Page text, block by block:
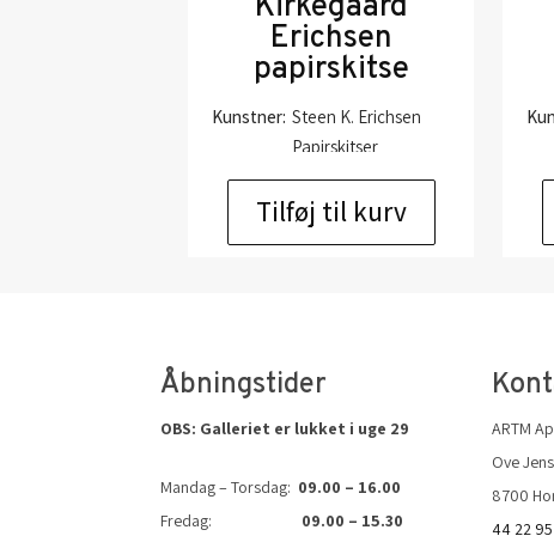
Erichsen
papirskitse
Kunstner: Steen K. Erichsen
Papirskitser
Størrelse: 32×24
kr.1.250,00
Tilføj til kurv
Åbningstider
OBS: Galleriet er lukket i uge 29
Mandag – Torsdag: 09.00 – 16.00
Fredag: 09.00 – 15.30
ARTM
Ove
8700
44 22